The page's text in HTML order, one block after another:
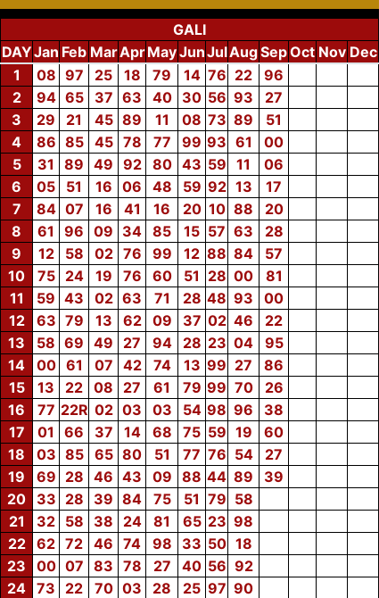
GALI
DAYJan Feb MarAprMayJunJulAugSepOct Nov Dec
1
08 97 25 18 79 14 76 22
96
2
94 65 37 63 40 30 56 93
27
3
29 21 45 89 11 08 73 89
51
4
86 85 45 78 77 99 93 61
00
5
31 89 49 92 80 43 59 11
06
6
05 51 16 06 48 59 92 13
17
7
84 07 16 41 16 20 10 88
20
8
61 96 09 34 85 15 57 63
28
9
12 58 02 76 99 12 88 84
57
10
75 24 19 76 60 51 28 00
81
11
59 43 02 63 71 28 48 93
00
12
63 79 13 62 09 37 02 46
22
13
58 69 49 27 94 28 23 04
95
14
00 61 07 42 74 13 99 27
86
15
13 22 08 27 61 79 99 70
26
16
77 22R 02 03 03 54 98 96
38
17
01 66 37 14 68 75 59 19
60
18
03 85 65 80 51 77 76 54
27
19
69 28 46 43 09 88 44 89
39
20
33 28 39 84 75 51 79 58
21
32 58 38 24 81 65 23 98
22
62 72 46 74 98 33 50 18
23
00 07 83 78 27 40 56 92
24 73 22 70 03 28 25 97 90